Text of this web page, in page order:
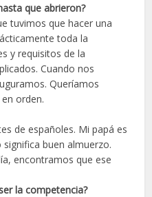
que abrieron?
tuvimos que hacer una
toda la
y requisitos de la
Cuando nos
Queríamos
orden.
de españoles. Mi papá es
buen almuerzo.
encontramos que ese
la competencia?